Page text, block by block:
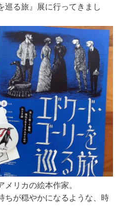
巡る旅』展に行ってきまし
メリカの絵本作家。
ちが穏やかになるような、時